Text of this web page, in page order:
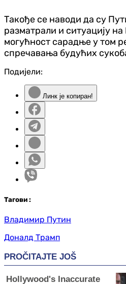
Такође се наводи да су
разматрали и ситуацију
могућност сарадње у том
спречавања будућих
Подијели:
Линк је копиран!
Тагови :
Владимир Путин
Доналд Трамп